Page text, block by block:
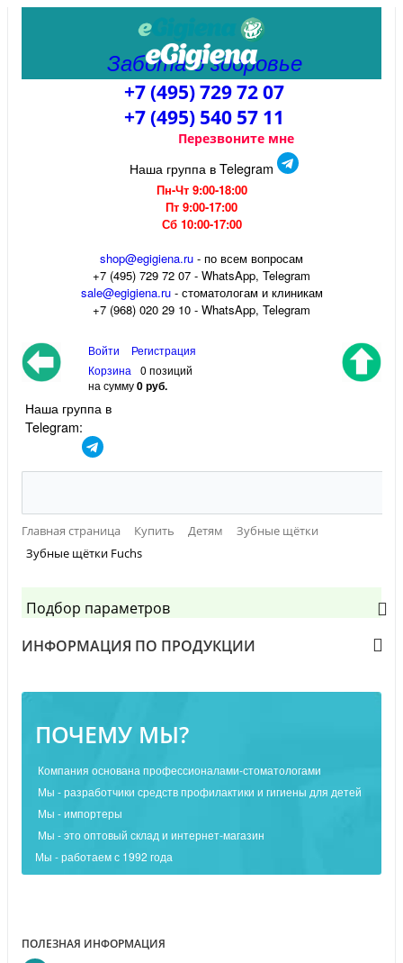
Забота о здоровье
+7 (495) 729 72 07
+7 (495) 540 57 11
Перезвоните мне
Наша группа в Telegram
Пн-Чт 9:00-18:00
Пт 9:00-17:00
Сб 10:00-17:00
shop@egigiena.ru - по всем вопросам
‎+7 (495) 729 72 07 - WhatsApp, Telegram
sale@egigiena.ru- стоматологам и клиникам
+7 (968) 020 29 10 - WhatsApp, Telegram
Войти
Регистрация
Корзина
0 позиций
на сумму0 руб.
Наша группа в
Telegram:
Главная страница Купить Детям
Зубные щётки
Зубные щётки Fuchs
Подбор параметров
ИНФОРМАЦИЯ ПО ПРОДУКЦИИ
ПОЧЕМУ МЫ?
Компания основана профессионалами-стоматологами
Мы - разработчики средств профилактики и гигиены для детей
Мы - импортеры
Мы - это оптовый склад и интернет-магазин
Мы - работаем с 1992 года
ПОЛЕЗНАЯ ИНФОРМАЦИЯ